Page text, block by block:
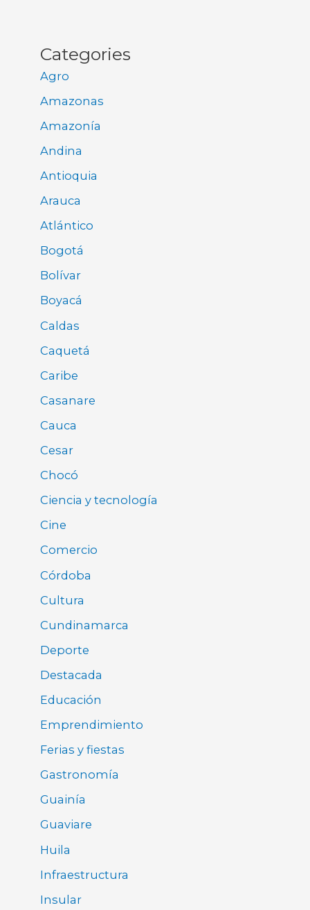
Categories
Agro
Amazonas
Amazonía
Andina
Antioquia
Arauca
Atlántico
Bogotá
Bolívar
Boyacá
Caldas
Caquetá
Caribe
Casanare
Cauca
Cesar
Chocó
Ciencia y tecnología
Cine
Comercio
Córdoba
Cultura
Cundinamarca
Deporte
Destacada
Educación
Emprendimiento
Ferias y fiestas
Gastronomía
Guainía
Guaviare
Huila
Infraestructura
Insular